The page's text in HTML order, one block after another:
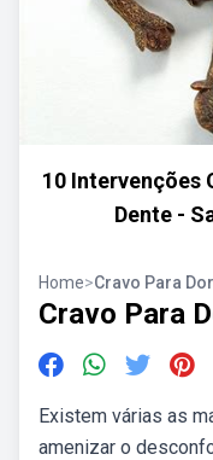
10 Intervenções
Dente -
Home>Cravo Para
Cravo Para
Existem várias as
amenizar o